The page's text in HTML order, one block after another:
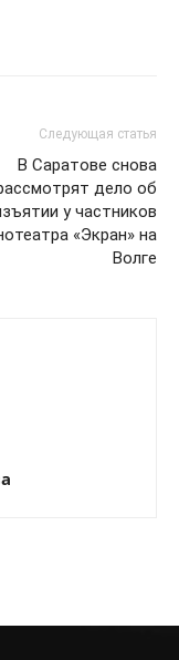
Следующая статья
В Саратове снова
дело об
у частников
«Экран» на
Волге